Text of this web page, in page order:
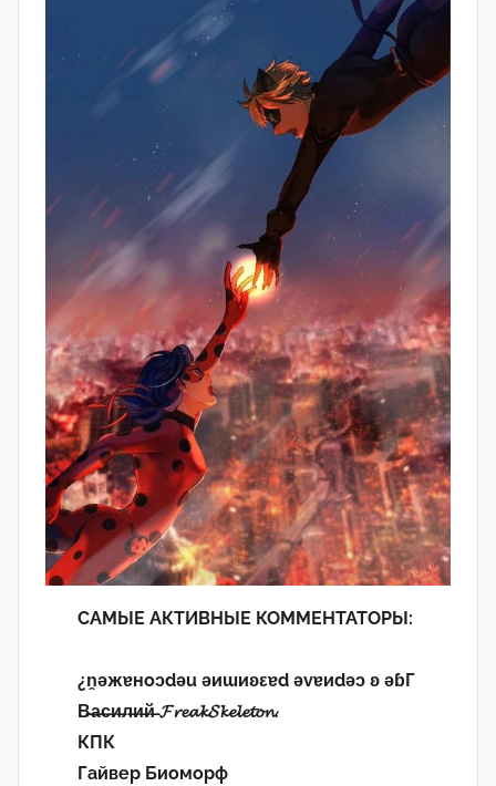
САМЫЕ АКТИВНЫЕ КОММЕНТАТОРЫ:
¿n̯ǝжɐноɔdǝu ǝиɯиʚεɐd ǝvɐиdǝɔ ʚ ǝɓГ
В̶а̶с̶и̶л̶и̶й̶ 𝓕𝓻𝓮𝓪𝓴𝓢𝓴𝓮𝓵𝓮𝓽𝓸𝓷.
КПК
Гайвер Биоморф